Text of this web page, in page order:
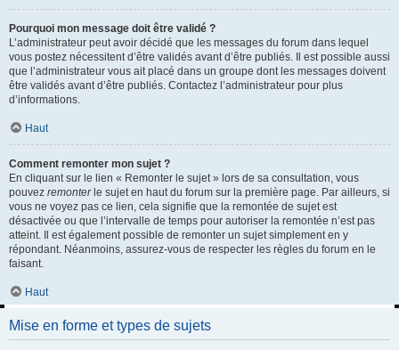
Pourquoi mon message doit être validé ?
L’administrateur peut avoir décidé que les messages du forum dans lequel
vous postez nécessitent d’être validés avant d’être publiés. Il est possible aussi
que l’administrateur vous ait placé dans un groupe dont les messages doivent
être validés avant d’être publiés. Contactez l’administrateur pour plus
d’informations.
Haut
Comment remonter mon sujet ?
En cliquant sur le lien « Remonter le sujet » lors de sa consultation, vous
pouvez remonterle sujet en haut du forum sur la première page. Par ailleurs, si
vous ne voyez pas ce lien, cela signifie que la remontée de sujet est
désactivée ou que l’intervalle de temps pour autoriser la remontée n’est pas
atteint. Il est également possible de remonter un sujet simplement en y
répondant. Néanmoins, assurez-vous de respecter les règles du forum en le
faisant.
Haut
Mise en forme et types de sujets